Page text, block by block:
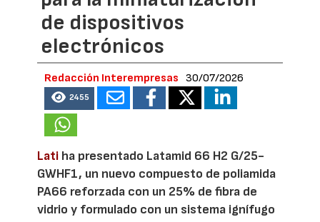
de dispositivos
electrónicos
Redacción Interempresas 30/07/2026
2455
Lati ha presentado Latamid 66 H2 G/25-
GWHF1, un nuevo compuesto de poliamida
PA66 reforzada con un 25% de fibra de
vidrio y formulado con un sistema ignífugo